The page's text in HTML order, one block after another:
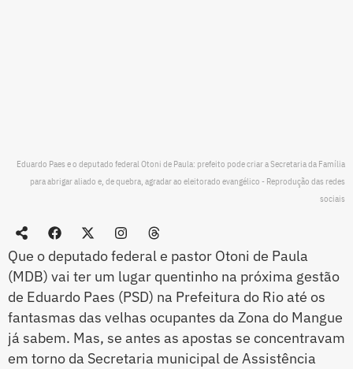
Eduardo Paes e o deputado federal Otoni de Paula: prefeito pode criar a Secretaria da Família
para abrigar aliado e, de quebra, agradar ao eleitorado evangélico - Reprodução das redes
sociais
Que o deputado federal e pastor Otoni de Paula
(MDB) vai ter um lugar quentinho na próxima gestão
de Eduardo Paes (PSD) na Prefeitura do Rio até os
fantasmas das velhas ocupantes da Zona do Mangue
já sabem. Mas, se antes as apostas se concentravam
em torno da Secretaria municipal de Assistência